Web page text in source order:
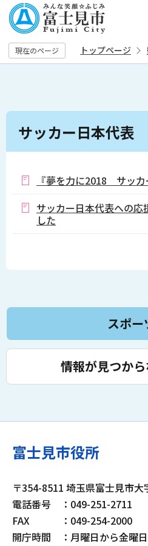
の
ペ
ー
す
現在のページ トップページ
本
サッカー日本代表
『夢を力に2018 サッカ
サッカー日本代表への応
した
スポー
情報が見つか
富士見市役所
〒354-8511 埼玉県富士見市
電話番号
：049-251-2711
FAX
：049-254-2000
開庁時間
：月曜日から金曜